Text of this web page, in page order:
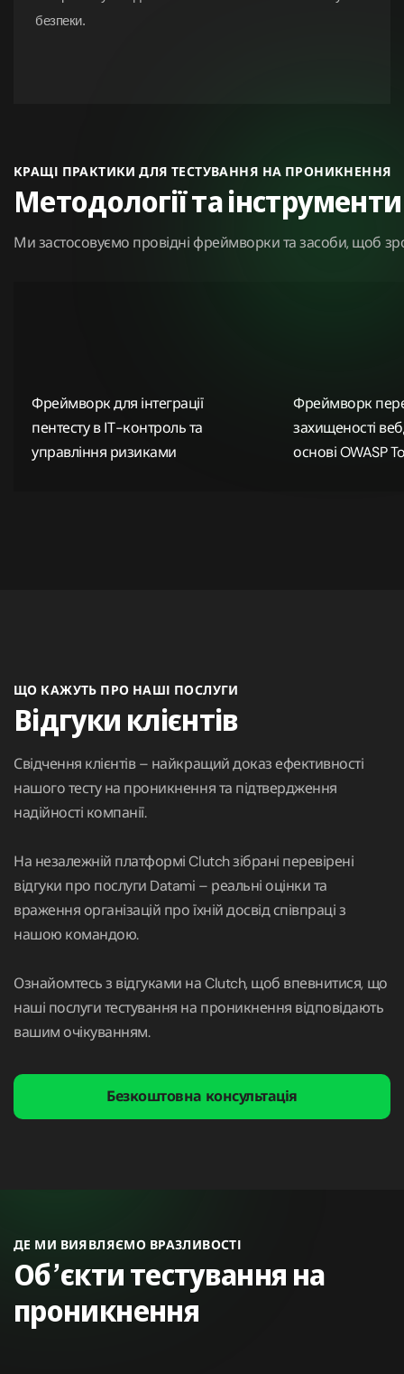
безпеки.
КРАЩІ ПРАКТИКИ ДЛЯ ТЕСТУВАННЯ НА ПРОНИКНЕННЯ
Методології та
Ми застосовуємо провідні фреймворки та засоби, щоб
Фреймворк для інтеграції
пентесту в ІТ-контроль та
управління ризиками
Фреймворк
захищеності
основі OWASP
ЩО КАЖУТЬ ПРО НАШІ ПОСЛУГИ
Відгуки клієнтів
Свідчення клієнтів – найкращий доказ ефективності
нашого тесту на проникнення та підтвердження
надійності компанії.
На незалежній платформі Clutch зібрані перевірені
відгуки про послуги Datami – реальні оцінки та
враження організацій про їхній досвід співпраці з
нашою командою.
Ознайомтесь з відгуками на Clutch, щоб впевнитися, що
наші послуги тестування на проникнення відповідають
вашим очікуванням.
Безкоштовна консультація
ДЕ МИ ВИЯВЛЯЄМО ВРАЗЛИВОСТІ
Об’єкти тестування на
проникнення